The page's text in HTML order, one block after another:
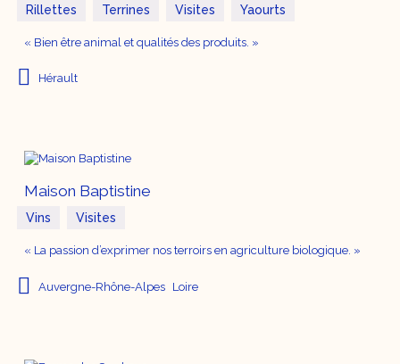
Rillettes
Terrines Visites Yaourts
« Bien être animal et qualités des produits. »
Hérault
Maison Baptistine
Vins Visites
« La passion d’exprimer nos terroirs en agriculture biologique. »
Auvergne-Rhône-Alpes Loire